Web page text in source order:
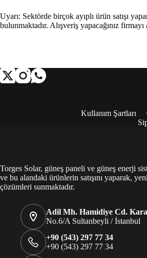
Uyarı: Sektörde birçok ayıplı ürün satışı
bulunmaktadır. Alışveriş yapacağınız firmayı
Kullanım Şartları
Torges Solar, güneş paneli ve güneş enerji
ve bu alandaki ürünlerin satışını yaparak,
çözümleri sunmaktadır.
Adil Mh. Hamidiye Cd.
No.6/A Sultanbeyli / İstanbul
+90 (543) 297 77 34
+90 (543) 297 77 34